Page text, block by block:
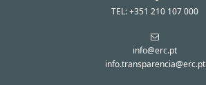
TEL: +351 210 107 000
info@erc.pt
info.transparencia@erc.pt